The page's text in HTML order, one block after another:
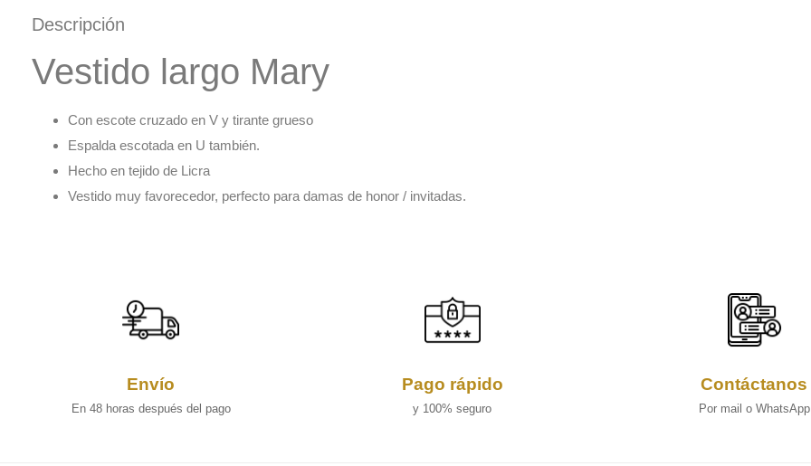
Descripción
Vestido largo Mary
Con escote cruzado en V y tirante grueso
Espalda escotada en U también.
Hecho en tejido de Licra
Vestido muy favorecedor, perfecto para damas de honor / invitadas.
Envío
En 48 horas después del pago
Pago rápido
y 100% seguro
Contáctanos
Por mail o WhatsApp